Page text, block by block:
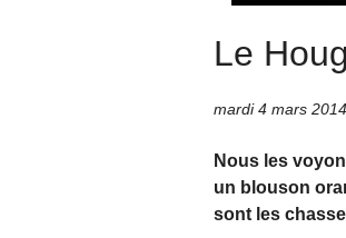
Le
mardi 4 mars 2014
Nous les
un blouson
sont les